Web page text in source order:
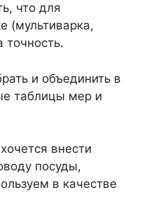
что для
(мультиварка,
точность.
и объединить в
таблицы мер и
внести
посуды,
в качестве